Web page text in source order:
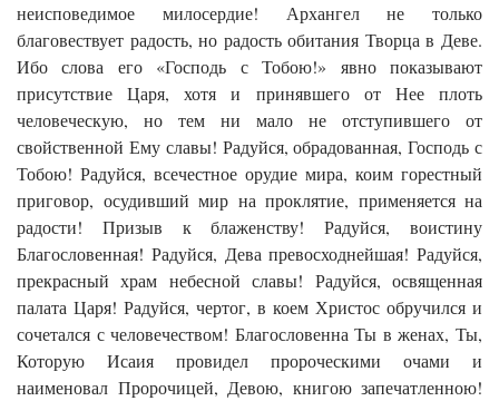
неисповедимое милосердие! Архангел не только
благовествует радость, но радость обитания Творца в Деве.
Ибо слова его «Господь с Тобою!» явно показывают
присутствие Царя, хотя и принявшего от Нее плоть
человеческую, но тем ни мало не отступившего от
свойственной Ему славы! Радуйся, обрадованная, Господь с
Тобою! Радуйся, всечестное орудие мира, коим горестный
приговор, осудивший мир на проклятие, применяется на
радости! Призыв к блаженству! Радуйся, воистину
Благословенная! Радуйся, Дева превосходнейшая! Радуйся,
прекрасный храм небесной славы! Радуйся, освященная
палата Царя! Радуйся, чертог, в коем Христос обручился и
сочетался с человечеством! Благословенна Ты в женах, Ты,
Которую Исаия провидел пророческими очами и
наименовал Пророчицей, Девою, книгою запечатленною!